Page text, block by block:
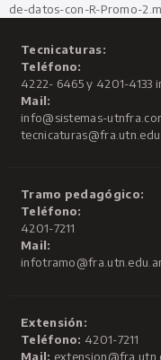
de-datos-con-R-Promo-
Tecnicaturas:
Teléfono:
4222- 6465 y 4201-4133
Mail:
info@sistemas-
Tramo pedagógico:
Teléfono:
4201-7211
Mail:
Extensión:
Teléfono: 4201-7211
Mail: